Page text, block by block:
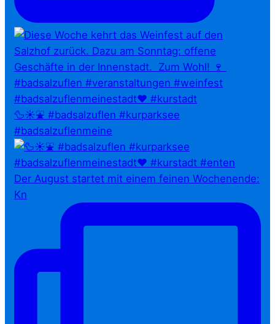
🦆☀️⛲ #badsalzuflen #kurparksee
#badsalzuflenmeine
Der August startet mit einem feinen Wochenende:
Kn